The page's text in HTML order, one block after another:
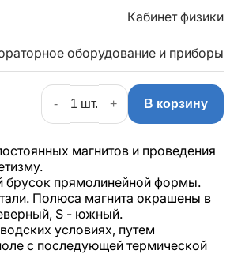
Кабинет физики
оборудование и приборы
- + В корзину
магнитов и проведения
брусок прямолинейной формы.
Полюса магнита окрашены в
S - южный.
условиях, путем
с последующей термической